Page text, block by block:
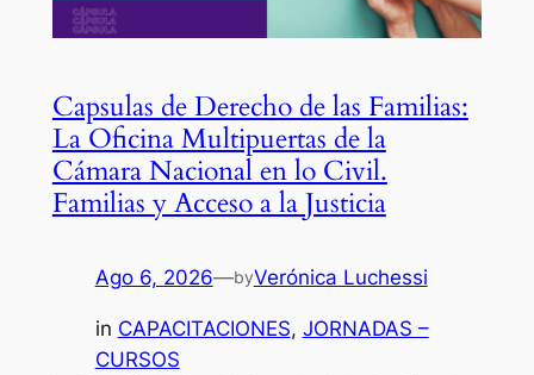
Capsulas de Derecho de las Familias:
La Oficina Multipuertas de la
Cámara Nacional en lo Civil.
Familias y Acceso a la Justicia
Ago 6, 2026—byVerónica Luchessi
in CAPACITACIONES, JORNADAS –
CURSOS